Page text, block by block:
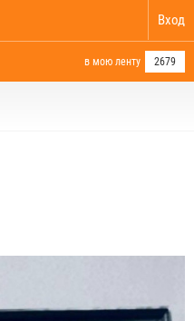
Вход
в мою ленту 2679